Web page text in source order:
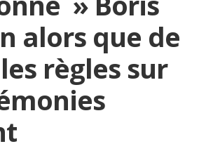
alors que de
règles sur